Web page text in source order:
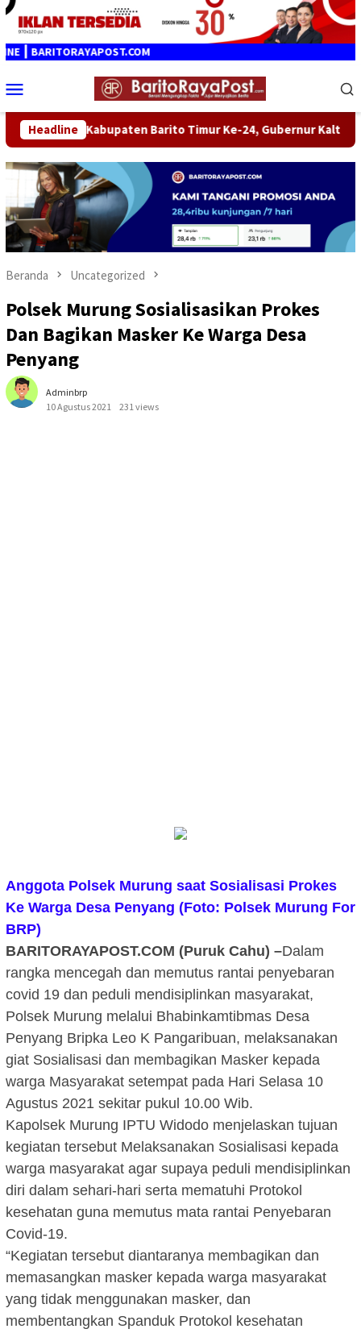
Loncat
konten
Mobile
Headline
Kabupaten Barito Timur Ke-24, Gubernur Kalteng
Beranda Uncategorized
Polsek Murung Sosialisasikan Prokes
Dan Bagikan Masker Ke Warga Desa
Penyang
Adminbrp
10 Agustus 2021
231 views
Anggota Polsek Murung saat Sosialisasi Prokes
Ke Warga Desa Penyang (Foto: Polsek Murung For
BRP)
BARITORAYAPOST.COM (Puruk Cahu) –Dalam
rangka mencegah dan memutus rantai penyebaran
covid 19 dan peduli mendisiplinkan masyarakat,
Polsek Murung melalui Bhabinkamtibmas Desa
Penyang Bripka Leo K Pangaribuan, melaksanakan
giat Sosialisasi dan membagikan Masker kepada
warga Masyarakat setempat pada Hari Selasa 10
Agustus 2021 sekitar pukul 10.00 Wib.
Kapolsek Murung IPTU Widodo menjelaskan tujuan
kegiatan tersebut Melaksanakan Sosialisasi kepada
warga masyarakat agar supaya peduli mendisiplinkan
diri dalam sehari-hari serta mematuhi Protokol
kesehatan guna memutus mata rantai Penyebaran
Covid-19.
“Kegiatan tersebut diantaranya membagikan dan
memasangkan masker kepada warga masyarakat
yang tidak menggunakan masker, dan
membentangkan Spanduk Protokol kesehatan